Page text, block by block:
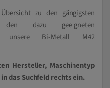
zu den gängigsten
den dazu geeigneten
unsere Bi-Metall M42
Hersteller, Maschinentyp
das Suchfeld rechts ein.